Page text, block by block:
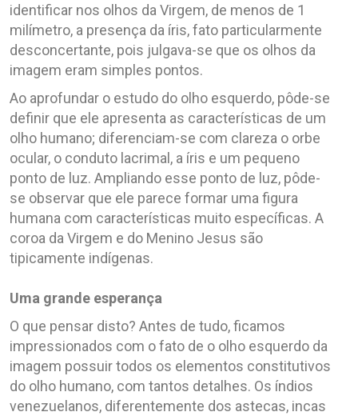
identificar nos olhos da Virgem, de menos de 1
milímetro, a presença da íris, fato particularmente
desconcertante, pois julgava-se que os olhos da
imagem eram simples pontos.
Ao aprofundar o estudo do olho esquerdo, pôde-se
definir que ele apresenta as características de um
olho humano; diferenciam-se com clareza o orbe
ocular, o conduto lacrimal, a íris e um pequeno
ponto de luz. Ampliando esse ponto de luz, pôde-
se observar que ele parece formar uma figura
humana com características muito específicas. A
coroa da Virgem e do Menino Jesus são
tipicamente indígenas.
Uma grande esperança
O que pensar disto? Antes de tudo, ficamos
impressionados com o fato de o olho esquerdo da
imagem possuir todos os elementos constitutivos
do olho humano, com tantos detalhes. Os índios
venezuelanos, diferentemente dos astecas, incas